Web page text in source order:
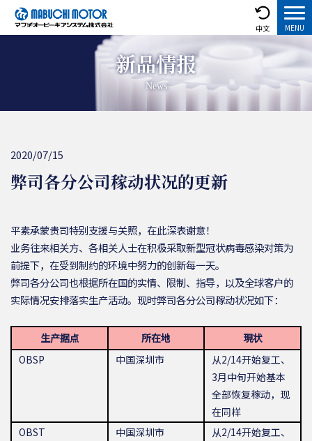
中文
新品情报
News
2020/07/15
弊司各分公司稼动状况的更新
平素承蒙贵司特别支援与关照，在此深表谢意！
业务往来相关方、各相关人士在积极采取新型冠状病毒感染对策为
前提下，在受到制约的环境中努力的创新每一天。
弊司各分公司也根据所在国的实情、限制、指导，以及全球客户的
实际情况安排落实生产活动。现时弊司各分公司稼动状况如下：
生产据点 所在地
現状
OBSP
中国深圳市
从2/14开始复工、
3月中旬开始基本
全部恢复稼动，现
在同样
OBST
中国深圳市
从2/14开始复工、